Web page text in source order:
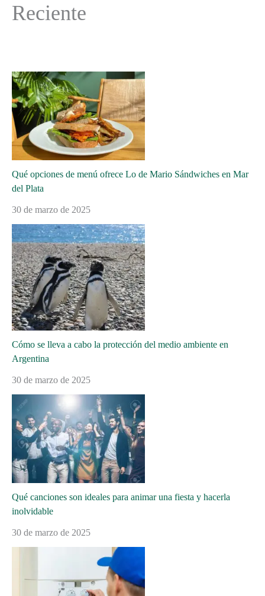
Reciente
Qué opciones de menú ofrece Lo de Mario Sándwiches en Mar
del Plata
30 de marzo de 2025
Cómo se lleva a cabo la protección del medio ambiente en
Argentina
30 de marzo de 2025
Qué canciones son ideales para animar una fiesta y hacerla
inolvidable
30 de marzo de 2025